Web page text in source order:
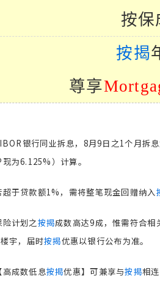
按保
按揭
尊享
银行同业拆息，8月9日之1个月拆
为6.125%）计算。
于贷款额1%，需将整笔现金回赠纳入
险计划之按揭成数高达9成，惟需符合
宇，届时按揭优惠以银行公布为准。
成数低息按揭优惠】可兼享与按揭相